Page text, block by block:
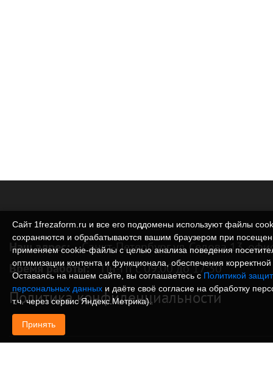
Наш адрес: Санкт-Петербург ул. Седова 13,
Время работы: Пн-Пт с 09:00 до 17:30
Политика конфиденциальности
Сайт 1frezaform.ru и все его поддомены используют файлы
сохраняются и обрабатываются вашим браузером при
применяем cookie‑файлы с целью анализа поведения
оптимизации контента и функционала, обеспечения
Оставаясь на нашем сайте, вы соглашаетесь с Политикой
персональных данных и даёте своё согласие на обработку
т.ч. через сервис Яндекс.Метрика).
Принять